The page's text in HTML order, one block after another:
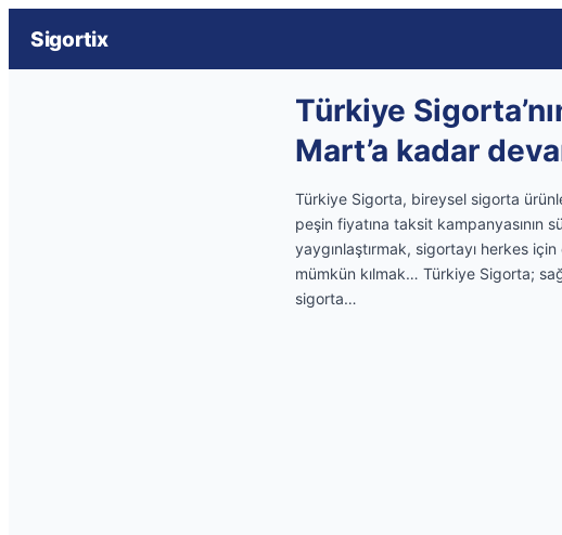
Sigortix
Türkiye
Mart’a kadar
Türkiye Sigorta, bireysel sigorta
peşin fiyatına taksit kampanyasının
yaygınlaştırmak, sigortayı herkes
mümkün kılmak… Türkiye Sigorta;
sigorta…